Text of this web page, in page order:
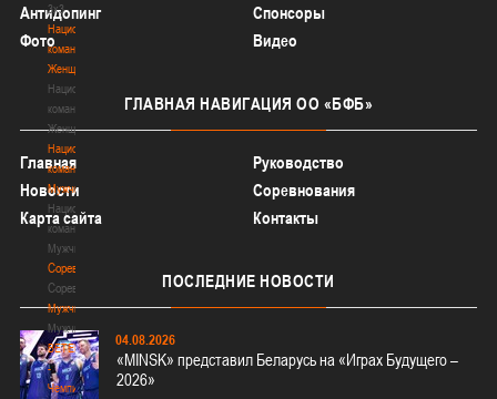
3х3
Национальная
команда.
Женщины
Национальная
команда.
Женщины
Национальная
команда.
Мужчины
Национальная
команда.
Мужчины
Соревнования
Соревнования
Мужчины
Мужчины
BETERA
-
Чемпионат
Антидопинг
Спонсоры
Фото
Видео
ГЛАВНАЯ НАВИГАЦИЯ ОО «БФБ»
Главная
Руководство
Новости
Соревнования
Карта сайта
Контакты
ПОСЛЕДНИЕ НОВОСТИ
04.08.2026
«MINSK» представил Беларусь на «Играх Будущего –
2026»